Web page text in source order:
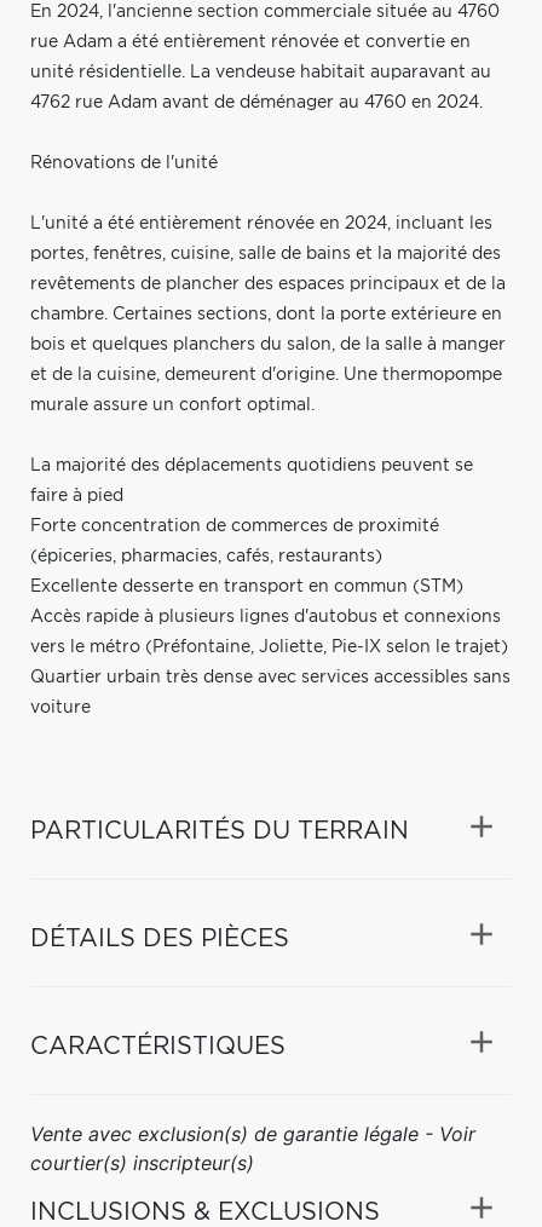
En 2024, l'ancienne section commerciale située au 4760
rue Adam a été entièrement rénovée et convertie en
unité résidentielle. La vendeuse habitait auparavant au
4762 rue Adam avant de déménager au 4760 en 2024.
Rénovations de l'unité
L'unité a été entièrement rénovée en 2024, incluant les
portes, fenêtres, cuisine, salle de bains et la majorité des
revêtements de plancher des espaces principaux et de la
chambre. Certaines sections, dont la porte extérieure en
bois et quelques planchers du salon, de la salle à manger
et de la cuisine, demeurent d'origine. Une thermopompe
murale assure un confort optimal.
La majorité des déplacements quotidiens peuvent se
faire à pied
Forte concentration de commerces de proximité
(épiceries, pharmacies, cafés, restaurants)
Excellente desserte en transport en commun (STM)
Accès rapide à plusieurs lignes d'autobus et connexions
vers le métro (Préfontaine, Joliette, Pie-IX selon le trajet)
Quartier urbain très dense avec services accessibles sans
voiture
PARTICULARITÉS DU TERRAIN
DÉTAILS DES PIÈCES
CARACTÉRISTIQUES
Vente avec exclusion(s) de garantie légale - Voir
courtier(s) inscripteur(s)
INCLUSIONS & EXCLUSIONS